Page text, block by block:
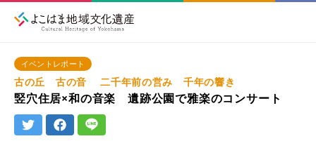
イベントレポート
古の丘 古の音 二千年前の営み 千年の響き
竪穴住居×和の音楽 遺跡公園で雅楽のコンサート